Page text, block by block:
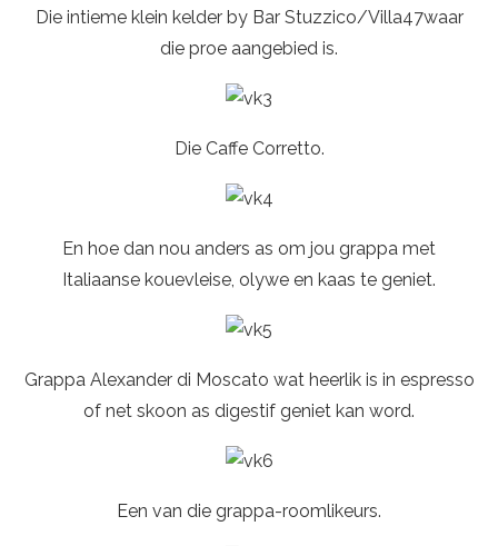
Die intieme klein kelder by Bar Stuzzico/Villa47waar
die proe aangebied is.
Die Caffe Corretto.
En hoe dan nou anders as om jou grappa met
Italiaanse kouevleise, olywe en kaas te geniet.
Grappa Alexander di Moscato wat heerlik is in espresso
of net skoon as digestif geniet kan word.
Een van die grappa-roomlikeurs.